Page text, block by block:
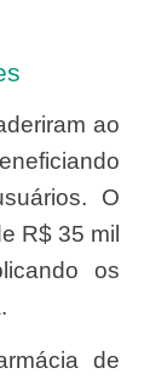
O
R$ 35 mil
os
de